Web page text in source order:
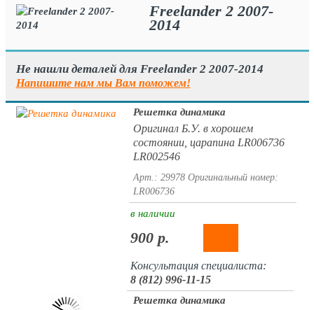
Freelander 2 2007-
2014
Не нашли деталей для Freelander 2 2007-2014
Напишите нам мы Вам поможем!
Решетка динамика
Оригинал Б.У. в хорошем
состоянии, царапина LR006736
LR002546
Арт.: 29978 Оригинальный номер:
LR006736
в наличии
900 р.
Консультация специалиста:
8 (812) 996-11-15
Решетка динамика